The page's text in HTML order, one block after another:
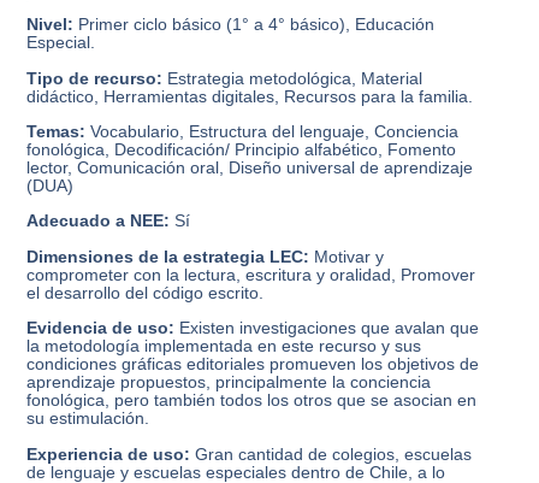
Nivel: Primer ciclo básico (1° a 4° básico), Educación
Especial.
Tipo de recurso: Estrategia metodológica, Material
didáctico, Herramientas digitales, Recursos para la familia.
Temas: Vocabulario, Estructura del lenguaje, Conciencia
fonológica, Decodificación/ Principio alfabético, Fomento
lector, Comunicación oral, Diseño universal de aprendizaje
(DUA)
Adecuado a NEE: Sí
Dimensiones de la estrategia LEC: Motivar y
comprometer con la lectura, escritura y oralidad, Promover
el desarrollo del código escrito.
Evidencia de uso: Existen investigaciones que avalan que
la metodología implementada en este recurso y sus
condiciones gráficas editoriales promueven los objetivos de
aprendizaje propuestos, principalmente la conciencia
fonológica, pero también todos los otros que se asocian en
su estimulación.
Experiencia de uso: Gran cantidad de colegios, escuelas
de lenguaje y escuelas especiales dentro de Chile, a lo